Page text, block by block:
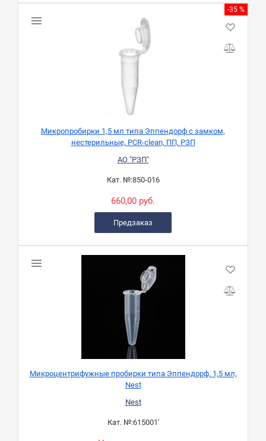
-35 %
Микропробирки 1,5 мл типа Эппендорф с замком,
нестерильные, PCR-clean, ПП, РЗП
АО "РЗП"
Кат. №:850-016
660,00 руб.
Предзаказ
Микроцентрифужные пробирки типа Эппендорф, 1,5 мл,
Nest
Nest
Кат. №:615001'